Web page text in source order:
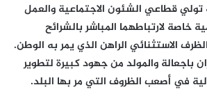
قطاعي الشئون الاجتماعية والعمل
خاصة لارتباطهما المباشر بالشرائح
بالظرف الاستثنائي الراهن الذي يمر به الوطن.
باجعالة والمولد من جهود كبيرة لتطوير
في أصعب الظروف التي مر بها البلد.